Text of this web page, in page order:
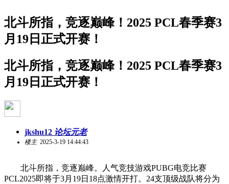
北斗所指，竞逐巅峰！2025 PCL春季赛3
月19日正式开赛！
北斗所指，竞逐巅峰！2025 PCL春季赛3
月19日正式开赛！
jkshu12 论坛元老
楼主2025-3-19 14:44:43
北斗所指，竞逐巅峰。人气竞技游戏PUBG电竞比赛
PCL2025即将于3月19日18点激情开打。24支顶级战队将分为